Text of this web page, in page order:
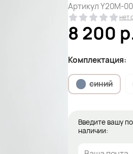
АртикулY20M-
нет
8 200
Комплектация:
синий
Введите вашу
наличии: